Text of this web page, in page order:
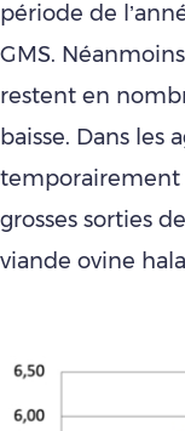
période de
GMS.
restent en
baisse. Dans les
temporairement
grosses sorties
viande ovine